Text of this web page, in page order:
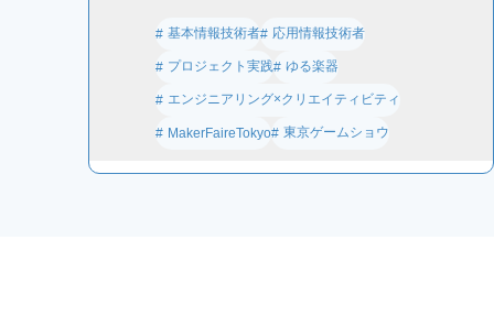
基本情報技術者 応用情報技術者
プロジェクト実践 ゆる楽器
エンジニアリング×クリエイティビティ
MakerFaireTokyo 東京ゲームショウ